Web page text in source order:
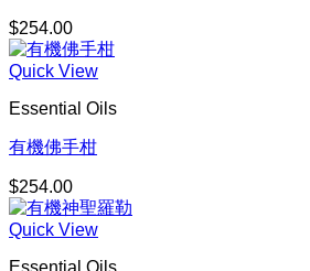
$254.00
Quick View
Essential Oils
有機佛手柑
$254.00
Quick View